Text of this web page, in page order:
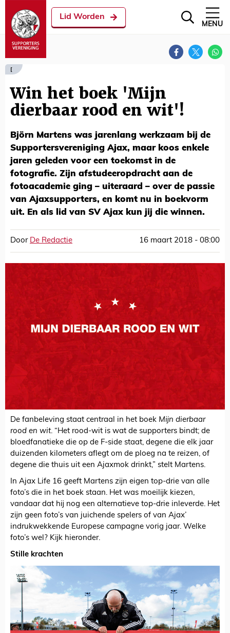
Lid Worden
MENU
[
Win het boek 'Mijn
dierbaar rood en wit'!
Björn Martens was jarenlang werkzaam bij de
Supportersvereniging Ajax, maar koos enkele
jaren geleden voor een toekomst in de
fotografie. Zijn afstudeeropdracht aan de
fotoacademie ging – uiteraard – over de passie
van Ajaxsupporters, en komt nu in boekvorm
uit. En als lid van SV Ajax kun jij die winnen.
Door De Redactie 16 maart 2018 - 08:00
De fanbeleving staat centraal in het boek Mijn dierbaar
rood en wit. “Het rood-wit is wat de supporters bindt; de
bloedfanatieke die op de F-side staat, degene die elk jaar
duizenden kilometers aflegt om de ploeg na te reizen, of
degene die thuis uit een Ajaxmok drinkt,” stelt Martens.
In Ajax Life 16 geeft Martens zijn eigen top-drie van alle
foto’s die in het boek staan. Het was moeilijk kiezen,
vandaar dat hij nog een alternatieve top-drie inleverde. Het
zijn geen foto’s van juichende spelers of van Ajax’
indrukwekkende Europese campagne vorig jaar. Welke
foto’s wel? Kijk hieronder.
Stille krachten